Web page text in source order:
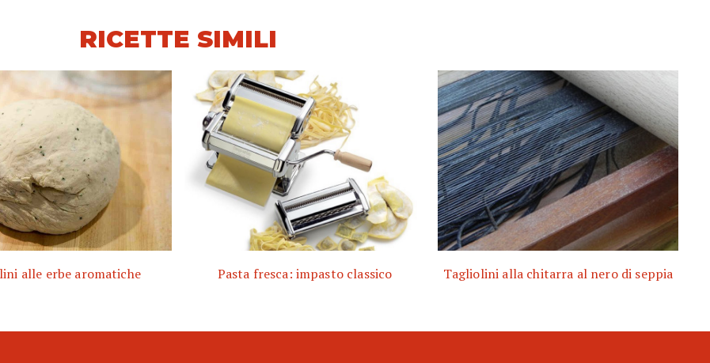
RICETTE SIMILI
alle erbe aromatiche Pasta fresca: impasto classico Tagliolini alla chitarra al nero di seppia